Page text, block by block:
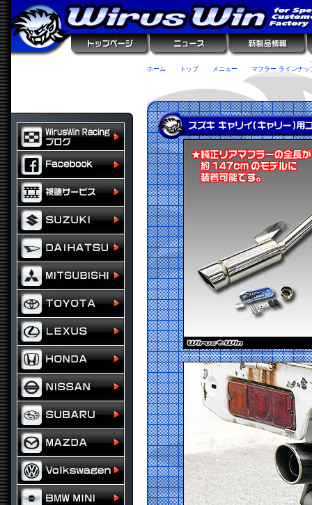
ホーム トップ メニュー マフラー ラインナッ